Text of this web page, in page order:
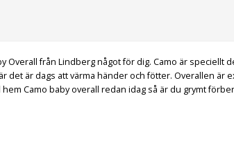
Overall från Lindberg något för dig. Camo är speciellt
är dags att värma händer och fötter. Overallen är
Camo baby overall redan idag så är du grymt